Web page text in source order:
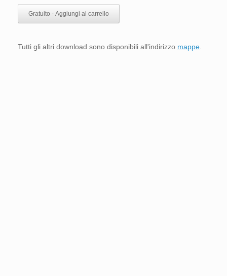
Gratuito - Aggiungi al carrello
Tutti gli altri download sono disponibili all'indirizzo mappe